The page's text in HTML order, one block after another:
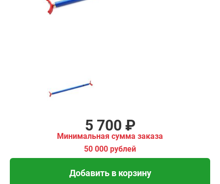
5 700 ₽
Минимальная сумма заказа
50 000 рублей
Добавить в корзину
В кредит от 190 руб/